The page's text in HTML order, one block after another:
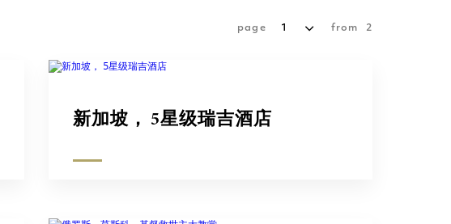
page 1 from 2
新加坡， 5星级瑞吉酒店